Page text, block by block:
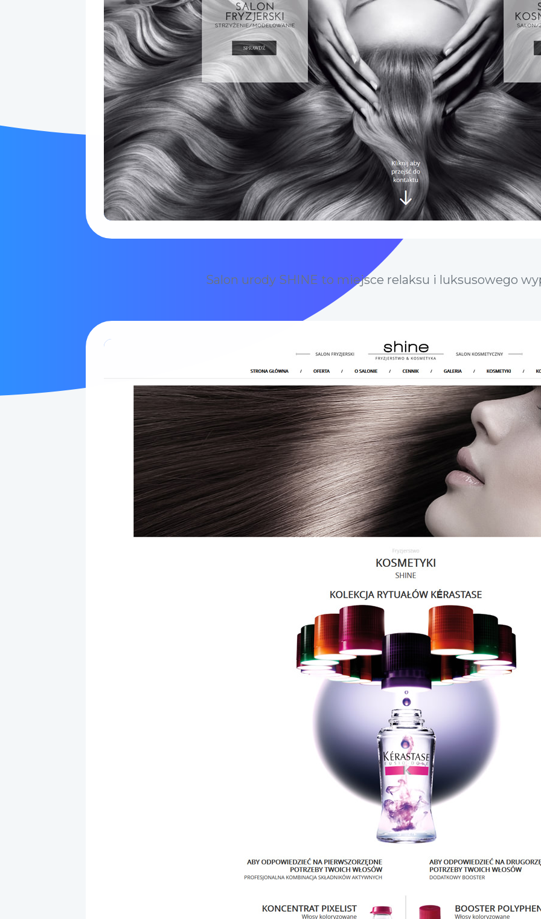
Salon urody SHINE to miejsce relaksu i luksusowego